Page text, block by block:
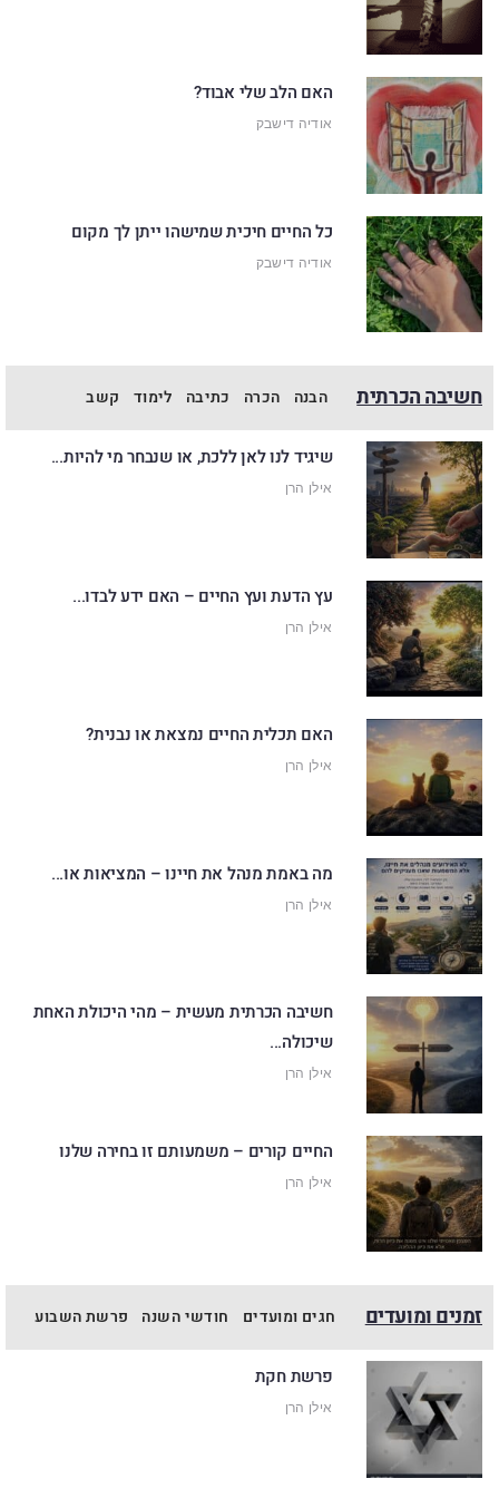
האם הלב שלי אבוד?
אודיה דישבק
כל החיים חיכית שמישהו ייתן לך מקום
אודיה דישבק
חשיבה הכרתית הבנה הכרה כתיבה לימוד קשב
שיגיד לנו לאן ללכת, או שנבחר מי להיות...
אילן הרן
עץ הדעת ועץ החיים – האם ידע לבדו...
אילן הרן
האם תכלית החיים נמצאת או נבנית?
אילן הרן
מה באמת מנהל את חיינו – המציאות או...
אילן הרן
חשיבה הכרתית מעשית – מהי היכולת האחת
שיכולה...
אילן הרן
החיים קורים – משמעותם זו בחירה שלנו
אילן הרן
זמנים ומועדים חגים ומועדים חודשי השנה פרשת השבוע
פרשת חקת
אילן הרן